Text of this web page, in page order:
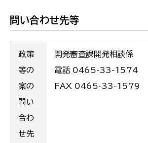
問い合わせ先等
政策
等の
案の
問い
合わ
せ先
開発審査課開発相談係
電話 0465-33-1574
FAX 0465-33-1579